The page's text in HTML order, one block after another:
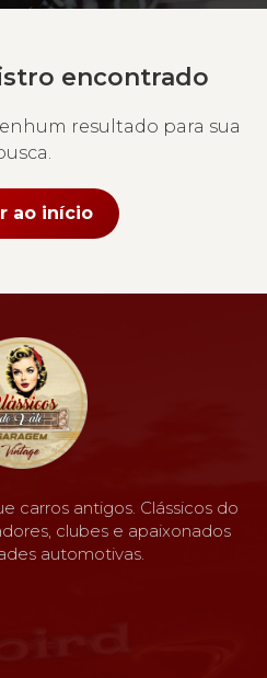
encontrado
resultado para sua
ao início
carros antigos. Clássicos do
clubes e apaixonados
automotivas.